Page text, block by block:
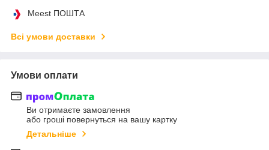
Meest ПОШТА
Всі умови доставки
Умови оплати
Ви отримаєте замовлення
або гроші повернуться на вашу картку
Детальніше